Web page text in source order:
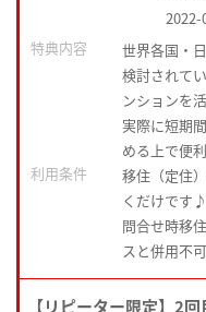
2022-
特典内容
世界各国・
検討されて
ンションを
実際に短期
める上で便
利用条件
移住（定住
くだけです
問合せ時移
スと併用不可
【リピーター限定】2